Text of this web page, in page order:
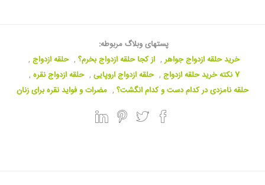
پستهای وبلاگ مربوطه:
خرید حلقه ازدواج جواهر , از کجا حلقه ازدواج بخرم؟ , حلقه ازدواج ,
7 نکته خرید حلقه ازدواج
, حلقه ازدواج اروپایی , حلقه ازدواج نقره ,
حلقه نامزدی در کدام دست و کدام انگشت؟ , مضرات و فواید نقره برای زنان